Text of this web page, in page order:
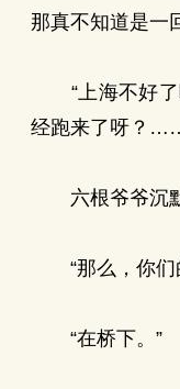
那真不知道是一
“上海不好了
经跑来了呀？
六根爷爷沉默
“那么，你们
“在桥下。”